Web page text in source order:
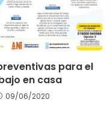
para el
en casa
09/06/2020